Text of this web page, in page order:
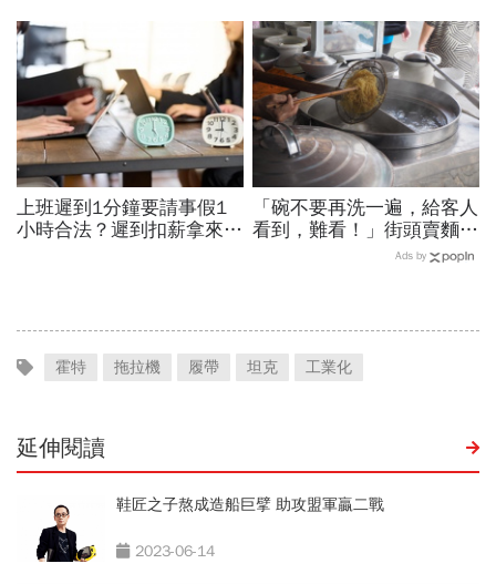
過優渥生活…AI時代搶手職
業曝光
資料，和舊制差異一次看
上班遲到1分鐘要請事假1
小時合法？遲到扣薪拿來聚
「碗不要再洗一遍，給客人
看到，難看！」街頭賣麵
30年的攤販父親，用身教
Ads by
霍特 拖拉機 履帶 坦克 工業化
延伸閱讀
鞋匠之子熬成造船巨擘 助攻盟軍贏二戰
2023-06-14